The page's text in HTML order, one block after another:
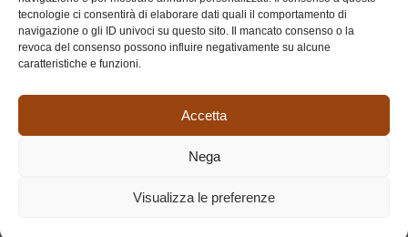
tecnologie ci consentirà di elaborare dati quali il comportamento di
navigazione o gli ID univoci su questo sito. Il mancato consenso o la
revoca del consenso possono influire negativamente su alcune
caratteristiche e funzioni.
Accetta
Nega
Visualizza le preferenze
Ricordi
BOTTEGHE STORICHE MILANESI